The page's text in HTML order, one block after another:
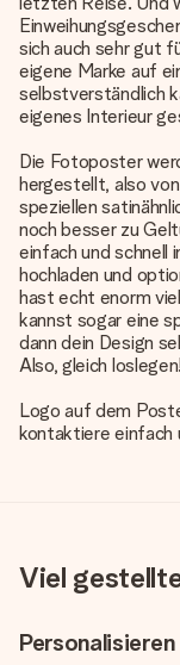
sich auch sehr gut
eigene Marke auf
selbstverständlich
eigenes Interieur
Die Fotoposter
hergestellt, also
speziellen
noch besser zu
einfach und schnell
hochladen und
hast echt enorm
kannst sogar eine
dann dein Design
Also, gleich loslegen!
Logo auf dem
kontaktiere einfach
Viel